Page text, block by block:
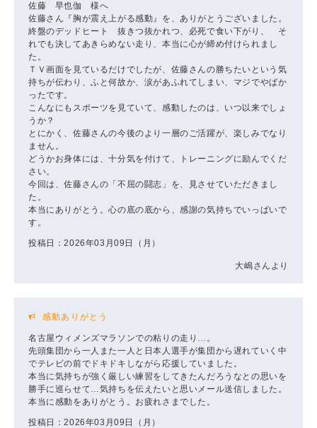
佐藤 早也伽 様へ
佐藤さん『胸が震え上がる感動』を、ありがとうございました。
終盤のデッドヒート 抜きつ抜かれつ、必死で食い下がり、 そ
れでも決してあきらめない走り、本当に心が締め付けられまし
た。
ＴＶ画面を見ているだけでしたが、佐藤さんの勝ちたいという気
持ちが伝わり、ふと何故か、涙があふれてしまい、マジでやばか
ったです。
こんなにもスポーツを見ていて、感動したのは、いつ以来でしょ
うか？
とにかく、佐藤さんの今後のより一層のご活躍が、楽しみでなり
ません。
どうかお身体には、十分気を付けて、トレーニングに励んでくだ
さい。
今回は、佐藤さんの「不屈の闘志」を、見させていただきまし
た。
本当にありがとう。心の底の底から、感謝の気持ちでいっぱいで
す。
投稿日：2026年03月09日（月）
大嶋さんより
感動ありがとう
名古屋ウィメンズマラソンでの粘りの走り…。
先頭集団から一人また一人と日本人選手が集団から遅れていく中
でテレビの前でドキドキしながら応援していました。
本当に気持ちが強く厳しい練習をしてきたんだろうなとの思いを
勝手に巡らせて…気持ちを伝えたいと思いメール送信しました。
本当に感動をありがとう。お疲れさまでした。
投稿日：2026年03月09日（月）